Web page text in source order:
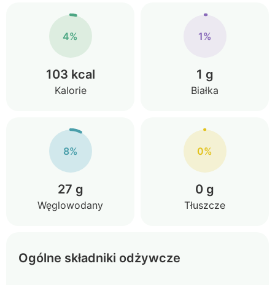
4%
103 kcal
Kalorie
1%
1 g
Białka
8%
27 g
Węglowodany
0%
0 g
Tłuszcze
Ogólne składniki odżywcze